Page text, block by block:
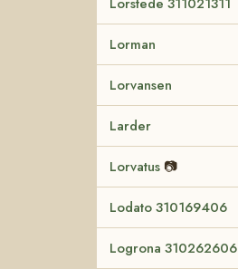
Lorman
Lorvansen
Larder
Lorvatus 📷
Lodato 310169406
Logrona 310262606